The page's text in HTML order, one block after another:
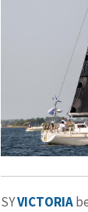
SYVICTORIA